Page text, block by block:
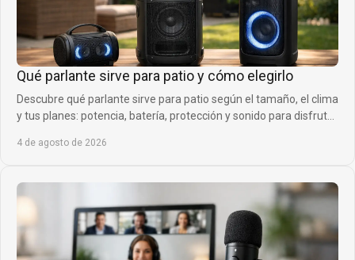
Qué parlante sirve para patio y cómo elegirlo
Descubre qué parlante sirve para patio según el tamaño, el clima
y tus planes: potencia, batería, protección y sonido para disfrutar
4 de agosto de 2026